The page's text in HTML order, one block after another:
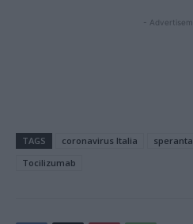
-
TAGS coronavirus Italia speranta
Tocilizumab